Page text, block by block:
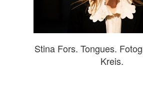
Stina Fors. Tongues.
Kreis.